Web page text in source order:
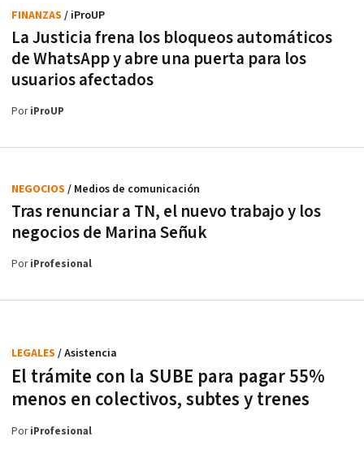
La Justicia frena los bloqueos automáticos
de WhatsApp y abre una puerta para los
usuarios afectados
FINANZAS / iProUP
PoriProUP
Tras renunciar a TN, el nuevo trabajo y los
negocios de Marina Señuk
NEGOCIOS / Medios de comunicación
PoriProfesional
El trámite con la SUBE para pagar 55%
menos en colectivos, subtes y trenes
LEGALES / Asistencia
PoriProfesional